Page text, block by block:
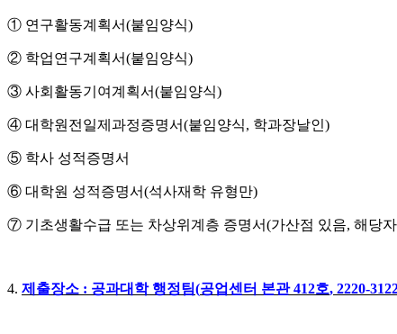
① 연구활동계획서(붙임양식)
② 학업연구계획서(붙임양식)
③ 사회활동기여계획서(붙임양식)
④ 대학원전일제과정증명서(붙임양식, 학과장날인)
⑤ 학사 성적증명서
⑥ 대학원 성적증명서(석사재학 유형만)
⑦ 기초생활수급 또는 차상위계층 증명서(가산점 있음, 해당
4. 제출장소 : 공과대학 행정팀(공업센터 본관412호, 2220-